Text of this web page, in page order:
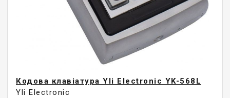
Кодова клавіатура Yli Electronic YK-568L
Yli Electronic